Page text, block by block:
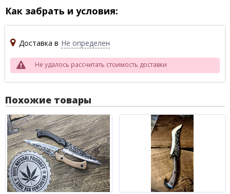
Как забрать и условия:
Доставка в Не определен
Не удалось рассчитать стоимость доставки
Похожие товары